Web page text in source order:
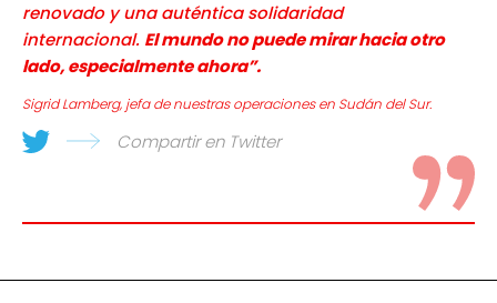
renovado y una auténtica solidaridad
internacional. El mundo no puede mirar hacia otro
lado, especialmente ahora”.
Sigrid Lamberg, jefa de nuestras operaciones en Sudán del Sur.
Compartir en Twitter